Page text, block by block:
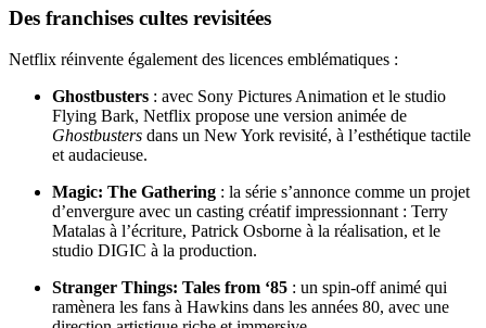
Des franchises cultes revisitées
Netflix réinvente également des licences emblématiques :
Ghostbusters : avec Sony Pictures Animation et le studio
Flying Bark, Netflix propose une version animée de
Ghostbusters dans un New York revisité, à l’esthétique tactile
et audacieuse.
Magic: The Gathering : la série s’annonce comme un projet
d’envergure avec un casting créatif impressionnant : Terry
Matalas à l’écriture, Patrick Osborne à la réalisation, et le
studio DIGIC à la production.
Stranger Things: Tales from ‘85 : un spin-off animé qui
ramènera les fans à Hawkins dans les années 80, avec une